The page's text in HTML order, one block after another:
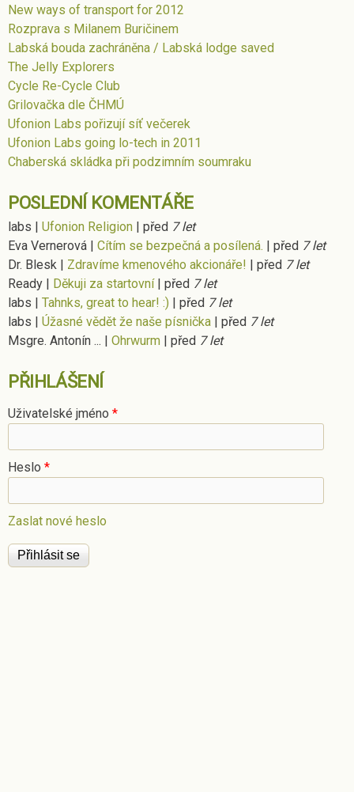
New ways of transport for 2012
Rozprava s Milanem Buričinem
Labská bouda zachráněna / Labská lodge saved
The Jelly Explorers
Cycle Re-Cycle Club
Grilovačka dle ČHMÚ
Ufonion Labs pořizují síť večerek
Ufonion Labs going lo-tech in 2011
Chaberská skládka při podzimním soumraku
POSLEDNÍ KOMENTÁŘE
labs | Ufonion Religion | před 7 let
Eva Vernerová | Cítím se bezpečná a posílená. | před 7 let
Dr. Blesk | Zdravíme kmenového akcionáře! | před 7 let
Ready | Děkuji za startovní | před 7 let
labs | Tahnks, great to hear! :) | před 7 let
labs | Úžasné vědět že naše písnička | před 7 let
Msgre. Antonín ... | Ohrwurm | před 7 let
PŘIHLÁŠENÍ
Uživatelské jméno *
Heslo *
Zaslat nové heslo